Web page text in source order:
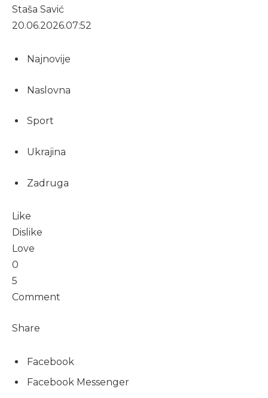
Staša Savić
20.06.2026.07:52
Najnovije
Naslovna
Sport
Ukrajina
Zadruga
Like
Dislike
Love
0
5
Comment
Share
Facebook
Facebook Messenger